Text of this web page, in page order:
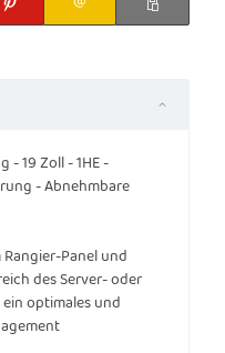
- 19 Zoll - 1HE -
- Abnehmbare
Panel und
des Server- oder
optimales und